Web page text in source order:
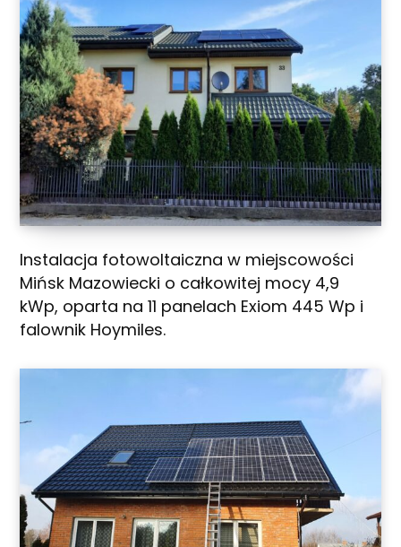
Instalacja fotowoltaiczna w miejscowości
Mińsk Mazowiecki o całkowitej mocy 4,9
kWp, oparta na 11 panelach Exiom 445 Wp i
falownik Hoymiles.